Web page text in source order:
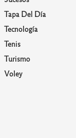
Tapa Del Día
Tecnología
Tenis
Turismo
Voley